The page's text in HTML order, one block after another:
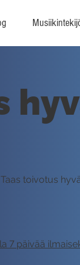
toivotus
7 päivää